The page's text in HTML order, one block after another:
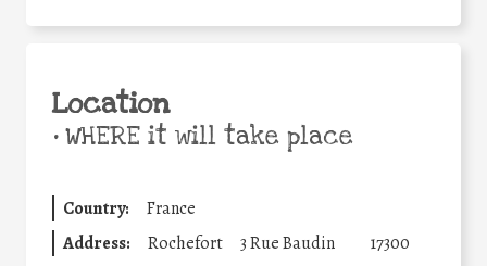
Location
•WHERE it will take place
Country:
France
Address:
Rochefort 3 Rue Baudin 17300